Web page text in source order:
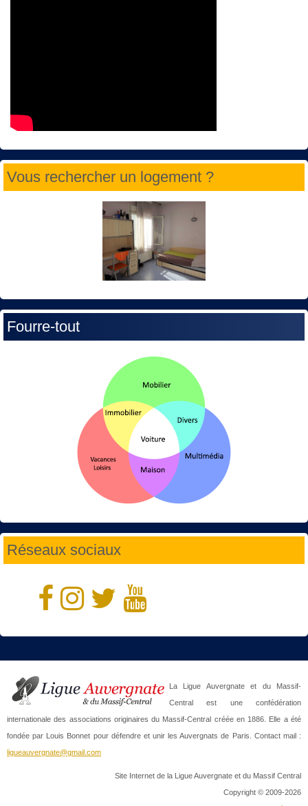
Vous rechercher un logement ?
Fourre-tout
Réseaux sociaux
La Ligue Auvergnate et du Massif-
Central est une confédération
internationale des associations originaires du Massif-Central créée en 1886. Elle a été
fondée par Louis Bonnet pour défendre et unir les Auvergnats de Paris. Contact mail :
ligueauvergnate@gmail.com
Site Internet de la Ligue Auvergnate et du Massif Central
Copyright © 2009-2026